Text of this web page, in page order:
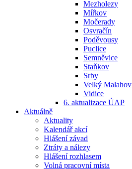
Mezholezy
Mířkov
Močerady
Osvračín
Poděvousy
Puclice
Semněvice
Staňkov
Srby
Velký Malahov
Vidice
6. aktualizace ÚAP
Aktuálně
Aktuality
Kalendář akcí
Hlášení závad
Ztráty a nálezy
Hlášení rozhlasem
Volná pracovní místa